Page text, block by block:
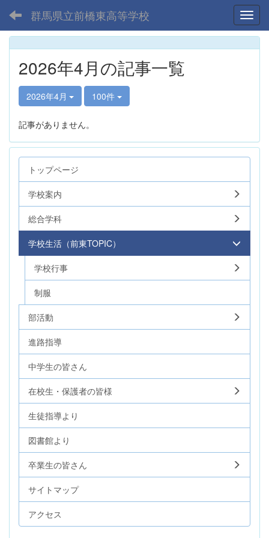
群馬県立前橋東高等学校
2026年4月の記事一覧
2026年4月 100件
記事がありません。
トップページ
学校案内
総合学科
学校生活（前東TOPIC）
学校行事
制服
部活動
進路指導
中学生の皆さん
在校生・保護者の皆様
生徒指導より
図書館より
卒業生の皆さん
サイトマップ
アクセス